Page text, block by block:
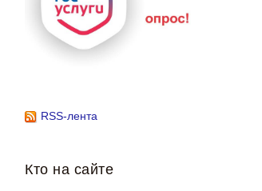
RSS-лента
Кто на сайте